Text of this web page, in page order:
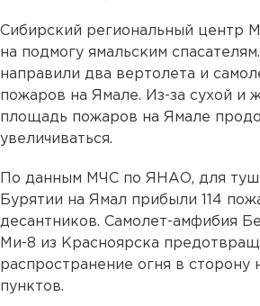
Сибирский региональный центр
на подмогу ямальским
направили два вертолета и
пожаров на Ямале. Из-за сухой и
площадь пожаров на Ямале
увеличиваться.
По данным МЧС по ЯНАО, для
Бурятии на Ямал прибыли 114
десантников. Самолет-амфибия
Ми-8 из Красноярска
распространение огня в сторону
пунктов.